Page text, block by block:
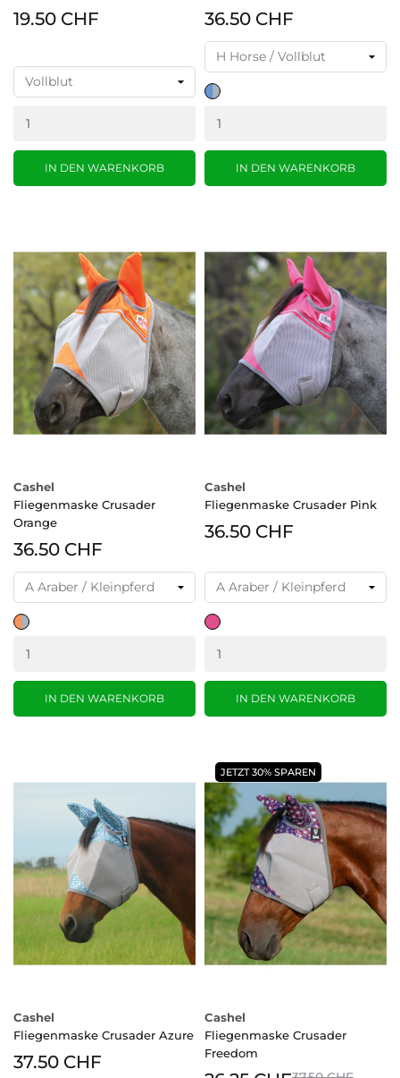
19.50 CHF
IN DEN WARENKORB
36.50 CHF
grau-
IN DEN WARENKORB
Cashel
Fliegenmaske Crusader
Orange
36.50 CHF
grau-
IN DEN WARENKORB
Cashel
Fliegenmaske Crusader Pink
36.50 CHF
pink
IN DEN WARENKORB
Cashel
Fliegenmaske Crusader Azure
37.50 CHF
Cashel
Fliegenmaske Crusader
Freedom
JETZT 30% SPAREN